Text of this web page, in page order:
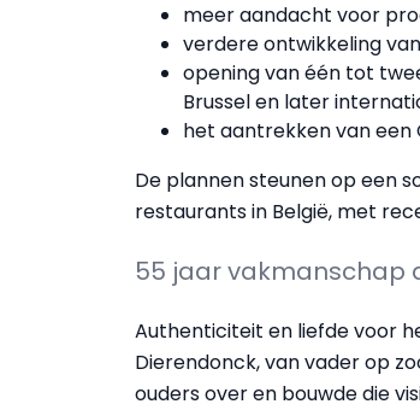
meer aandacht voor
verdere ontwikkeling
opening van één tot
Brussel en later
het aantrekken van een
De plannen steunen op een
restaurants in België, met
55 jaar vakmanschap
Authenticiteit en liefde voor
Dierendonck, van vader op
ouders over en bouwde die